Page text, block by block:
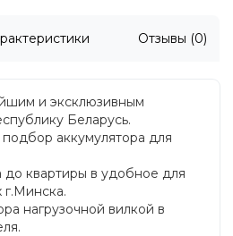
Отзывы (0)
и эксклюзивным
Беларусь.
аккумулятора для
до квартиры в удобное для
г.Минска.
нагрузочной вилкой в